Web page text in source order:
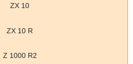
ZX 10
ZX 10 R
Z 1000 R2